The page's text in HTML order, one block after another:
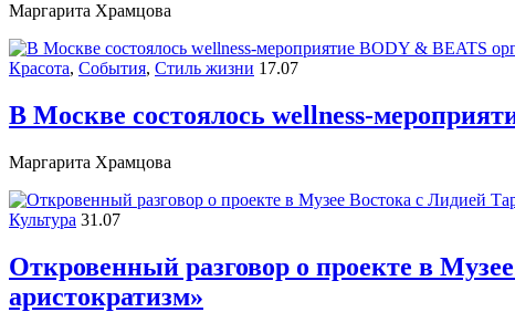
Маргарита Храмцова
Красота, События, Стиль жизни 17.07
В Москве состоялось wellness-
Маргарита Храмцова
Культура 31.07
Откровенный разговор о проекте в
аристократизм»